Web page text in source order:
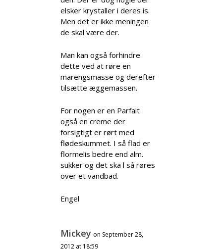
elsker krystaller i deres is.
Men det er ikke meningen
de skal være der.
Man kan også forhindre
dette ved at røre en
marengsmasse og derefter
tilsætte æggemassen.
For nogen er en Parfait
også en creme der
forsigtigt er rørt med
flødeskummet. I så flad er
flormelis bedre end alm.
sukker og det ska l så røres
over et vandbad.
Engel
Mickey on September 28,
2012 at 18:59